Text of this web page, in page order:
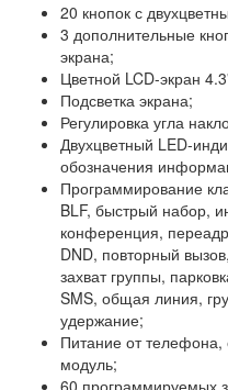
20 кнопок с
3 дополнительные
экрана;
Цветной LCD-экран
Подсветка экрана;
Регулировка угла
Двухцветный LED-
обозначения
Программирование
BLF, быстрый набор,
конференция,
DND, повторный
захват группы,
SMS, общая линия,
удержание;
Питание от телефона,
модуль;
60 программируемых